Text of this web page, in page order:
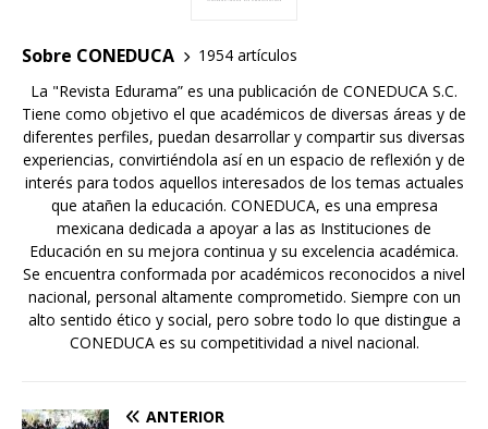
Sobre CONEDUCA
1954 artículos
La "Revista Edurama” es una publicación de CONEDUCA S.C.
Tiene como objetivo el que académicos de diversas áreas y de
diferentes perfiles, puedan desarrollar y compartir sus diversas
experiencias, convirtiéndola así en un espacio de reflexión y de
interés para todos aquellos interesados de los temas actuales
que atañen la educación. CONEDUCA, es una empresa
mexicana dedicada a apoyar a las as Instituciones de
Educación en su mejora continua y su excelencia académica.
Se encuentra conformada por académicos reconocidos a nivel
nacional, personal altamente comprometido. Siempre con un
alto sentido ético y social, pero sobre todo lo que distingue a
CONEDUCA es su competitividad a nivel nacional.
ANTERIOR